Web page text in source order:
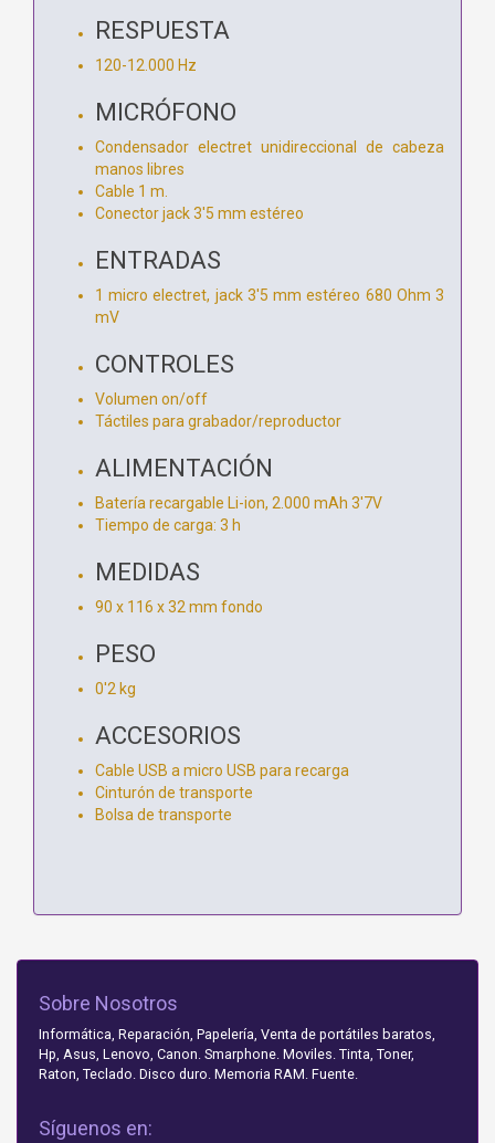
RESPUESTA
120-12.000 Hz
MICRÓFONO
Condensador electret unidireccional de cabeza
manos libres
Cable 1 m.
Conector jack 3'5 mm estéreo
ENTRADAS
1 micro electret, jack 3'5 mm estéreo 680 Ohm 3
mV
CONTROLES
Volumen on/off
Táctiles para grabador/reproductor
ALIMENTACIÓN
Batería recargable Li-ion, 2.000 mAh 3'7V
Tiempo de carga: 3 h
MEDIDAS
90 x 116 x 32 mm fondo
PESO
0'2 kg
ACCESORIOS
Cable USB a micro USB para recarga
Cinturón de transporte
Bolsa de transporte
Sobre Nosotros
Informática, Reparación, Papelería, Venta de portátiles baratos,
Hp, Asus, Lenovo, Canon. Smarphone. Moviles. Tinta, Toner,
Raton, Teclado. Disco duro. Memoria RAM. Fuente.
Síguenos en: